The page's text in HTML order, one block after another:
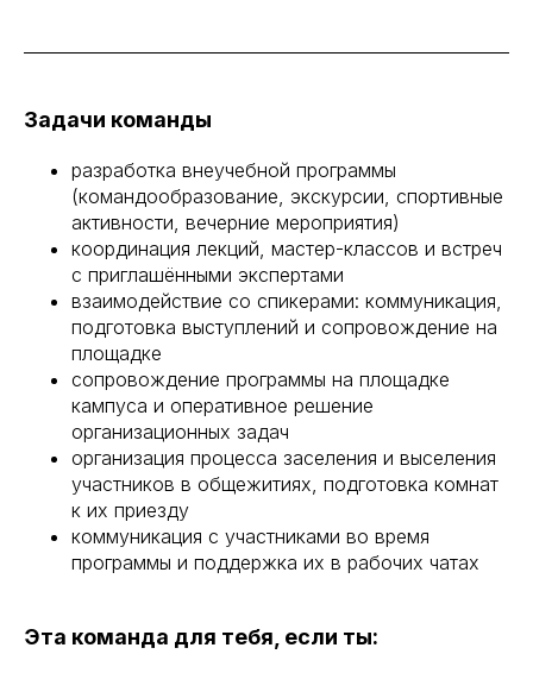
Задачи команды
разработка внеучебной программы
(командообразование, экскурсии, спортивные
активности, вечерние мероприятия)
координация лекций, мастер-классов и встреч
с приглашёнными экспертами
взаимодействие со спикерами: коммуникация,
подготовка выступлений и сопровождение на
площадке
сопровождение программы на площадке
кампуса и оперативное решение
организационных задач
организация процесса заселения и выселения
участников в общежитиях, подготовка комнат
к их приезду
коммуникация с участниками во время
программы и поддержка их в рабочих чатах
Эта команда для тебя, если ты: